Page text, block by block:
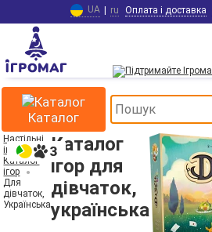
UA | ru Оплата і доставка
Каталог
Настільні
ігри
Каталог
ігор
Для
дівчаток,
Українська
Каталог
ігор для
дівчаток,
українська